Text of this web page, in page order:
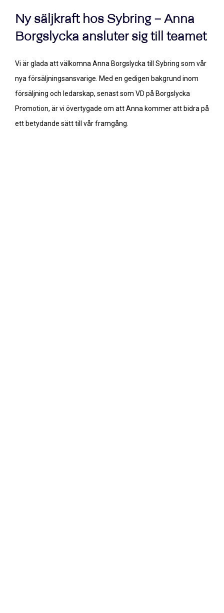
Ny säljkraft hos Sybring – Anna
Borgslycka ansluter sig till teamet
Vi är glada att välkomna Anna Borgslycka till Sybring som vår
nya försäljningsansvarige. Med en gedigen bakgrund inom
försäljning och ledarskap, senast som VD på Borgslycka
Promotion, är vi övertygade om att Anna kommer att bidra på
ett betydande sätt till vår framgång.